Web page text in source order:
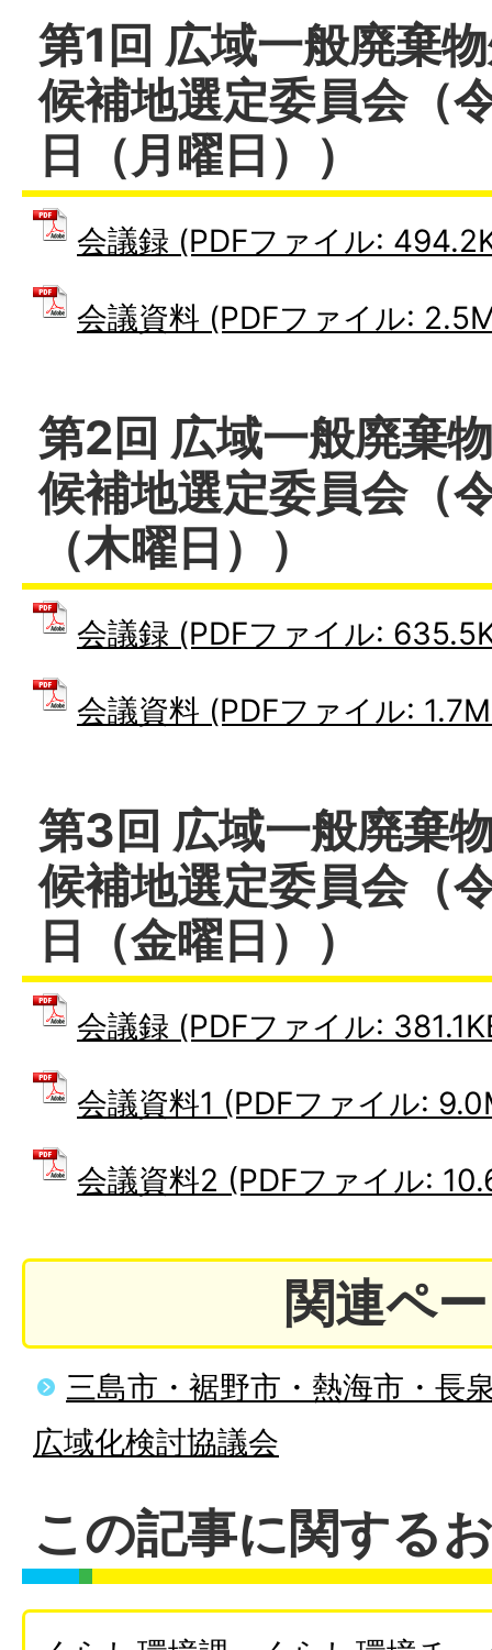
第1回 広域一般廃棄
候補地選定委員会（
日（月曜日））
会議録 (PDFファイル:
会議資料 (PDFファイル:
第2回 広域一般廃棄
候補地選定委員会（
（木曜日））
会議録 (PDFファイル:
会議資料 (PDFファイル:
第3回 広域一般廃棄
候補地選定委員会（
日（金曜日））
会議録 (PDFファイル:
会議資料1 (PDFファイル:
会議資料2 (PDFファイル:
関連ペ
三島市・裾野市・熱海市・長
広域化検討協議会
この記事に関する